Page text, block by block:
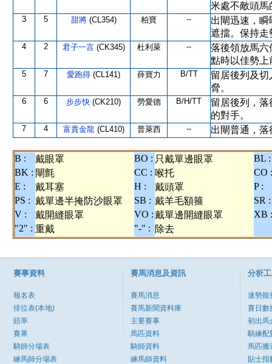
米處不敵頭馬
3 5 甜將 (CL354) 柏寶 --
出閘迅速，
遮擋。保持走
4 2 君子一言 (CK345) 杜利萊 --
落後領放馬六
點時以佳勢上
5 7 愛跑得 (CL141) 薛寶力 B/TT
留居後列及
脅。
6 6 步步快 (CK210) 勞愛德 B/H/TT
留居後列，
的對手。
7 4 富貴金龍 (CL410) 普萊西 -- 出閘普通，
B : 戴眼罩 BO : 只戴單邊眼罩
BL :
BK : 閘氈 CC : 喉托
CO :
E :
戴耳塞 H : 戴頭罩
P :
PS : 戴單邊半掩防沙眼罩 SB : 戴羊毛額箍
SR :
V :
戴開縫眼罩 VO :戴單邊開縫眼罩
XB :
"2" : 重戴 "-" : 除去
賽事資料
報名表
排位表(本地)
賠率
賽果
騎師分場表
練馬師分場表
賽馬消息及資訊
賽馬消息
賽馬新聞資料庫
主要賽事
馬匹資料
騎師資料
練馬師資料
分析
速勢能
賽日數
初出馬
騎練配
馬匹搬
貼士指